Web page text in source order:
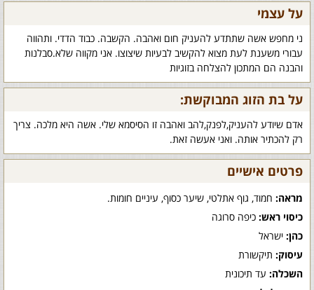
על עצמי
ני מחפש אשה שתתדע להעניק חום ואהבה. הקשבה. כבוד הדדי. ותהווה
עבורי משענת לעת מצוא להקשיב לבעיות שיצוצו. אני מקווה שלא.סבלנות
והבנה הם המתכון להצלחה בזוגיות
על בת הזוג המבוקשת:
אדם שיודע להעניק,לפנק,להב ואהבה זו הסיסמא שלי. אשה היא מלכה. צריך
רק להכתיר אותה. ואני אעשה זאת.
פרטים אישיים
מראה: חמוד, גוף אתלטי, שיער כסוף, עיניים חומות.
כיסוי ראש: כיפה סרוגה
כהן: ישראל
עיסוק: תיקשורת
השכלה: עד תיכונית